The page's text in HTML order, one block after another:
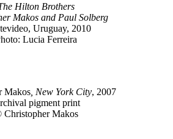
Hilton Brothers
Makos and Paul Solberg
Uruguay, 2010
Lucia Ferreira
Makos, New York City, 2007
pigment print
Christopher Makos